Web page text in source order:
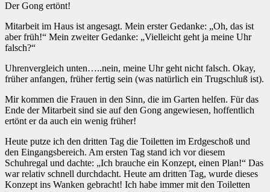
Der Gong ertönt!
Mitarbeit im Haus ist angesagt. Mein erster Gedanke: „Oh, das ist
aber früh!“ Mein zweiter Gedanke: „Vielleicht geht ja meine Uhr
falsch?“
Uhrenvergleich unten…..nein, meine Uhr geht nicht falsch. Okay,
früher anfangen, früher fertig sein (was natürlich ein Trugschluß ist).
Mir kommen die Frauen in den Sinn, die im Garten helfen. Für das
Ende der Mitarbeit sind sie auf den Gong angewiesen, hoffentlich
ertönt er da auch ein wenig früher!
Heute putze ich den dritten Tag die Toiletten im Erdgeschoß und
den Eingangsbereich. Am ersten Tag stand ich vor diesem
Schuhregal und dachte: „Ich brauche ein Konzept, einen Plan!“ Das
war relativ schnell durchdacht. Heute am dritten Tag, wurde dieses
Konzept ins Wanken gebracht! Ich habe immer mit den Toiletten